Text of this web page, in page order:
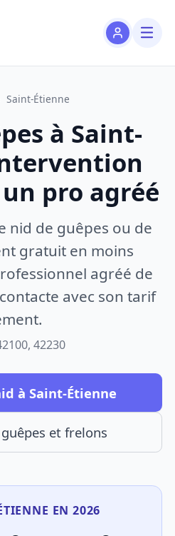
Saint-Étienne
à Saint-
pro agréé
nid de guêpes ou de
gratuit en moins
agréé de
avec son tarif
42230
à Saint-Étienne
et frelons
EN 2026